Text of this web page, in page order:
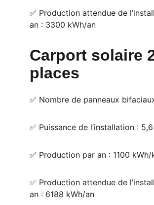
Carport solaire
places
✅ Production attendue de
an : 3300 kWh/an
✅ Nombre de panneaux
✅ Puissance de l’installation :
✅ Production par an : 1100 kWh/
✅ Production attendue de
an : 6188 kWh/an